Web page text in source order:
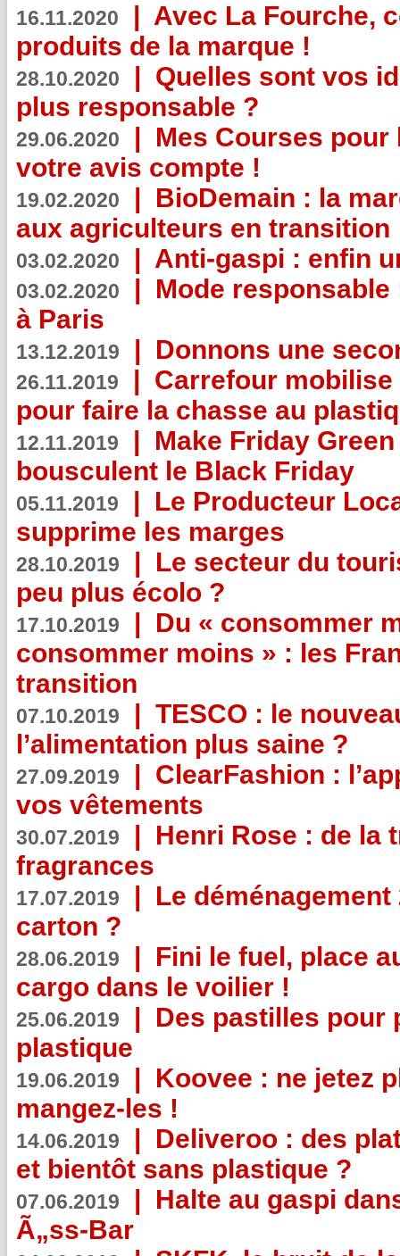
16.11.2020 | Avec La Fourche,
produits de la marque !
28.10.2020 | Quelles sont vos
plus responsable ?
29.06.2020 | Mes Courses pour
votre avis compte !
19.02.2020 | BioDemain : la
aux agriculteurs en transition
03.02.2020 | Anti-gaspi : enfin
03.02.2020 | Mode
à Paris
13.12.2019 | Donnons une
26.11.2019 | Carrefour
pour faire la chasse au
12.11.2019 | Make Friday
bousculent le Black Friday
05.11.2019 | Le Producteur
supprime les marges
28.10.2019 | Le secteur du
peu plus écolo ?
17.10.2019 | Du « consommer
consommer moins » : les
transition
07.10.2019 | TESCO : le
l’alimentation plus saine ?
27.09.2019 | ClearFashion :
vos vêtements
30.07.2019 | Henri Rose : de la
fragrances
17.07.2019 | Le
carton ?
28.06.2019 | Fini le fuel, place
cargo dans le voilier !
25.06.2019 | Des pastilles pour
plastique
19.06.2019 | Koovee : ne jetez
mangez-les !
14.06.2019 | Deliveroo : des
et bientôt sans plastique ?
07.06.2019 | Halte au gaspi
Ã„ss-Bar